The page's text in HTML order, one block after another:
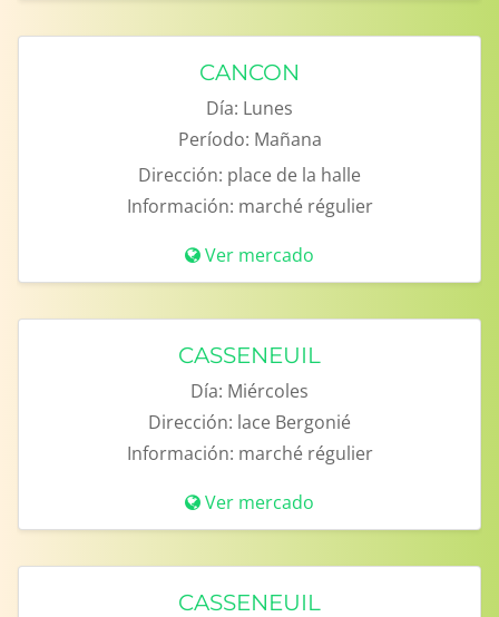
CANCON
Día: Lunes
Período: Mañana
Dirección: place de la halle
Información: marché régulier
Ver mercado
CASSENEUIL
Día: Miércoles
Dirección: lace Bergonié
Información: marché régulier
Ver mercado
CASSENEUIL